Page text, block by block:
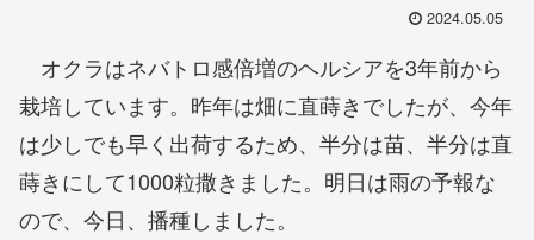
2024.05.05
オクラはネバトロ感倍増のヘルシアを3年前から
栽培しています。昨年は畑に直蒔きでしたが、今年
は少しでも早く出荷するため、半分は苗、半分は直
蒔きにして1000粒撒きました。明日は雨の予報な
ので、今日、播種しました。